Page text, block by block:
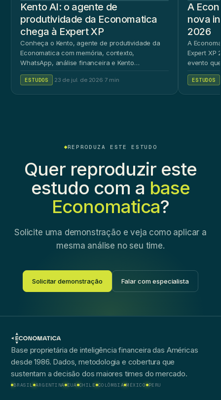
Kento AI: o agente de
produtividade da Economatica
chega à Expert XP
Conheça o Kento, agente de produtividade da
Economatica com memória, contexto,
WhatsApp, análise financeira e Kento
ESTUDOS 23 de jul. de 2026 7 min
A
nova
2026
A
Expert XP
evento
ESTUDOS
REPRODUZA ESTE ESTUDO
Quer reproduzir este
estudo com a base
Economatica?
Solicite uma demonstração e veja como aplicar a
mesma análise no seu time.
Solicitar demonstração Falar com especialista
Base proprietária de inteligência financeira das Américas
desde 1986. Dados, metodologia e cobertura que
sustentam a decisão dos maiores times do mercado.
BRASIL ARGENTINA EUA CHILE COLÔMBIA MÉXICO PERU